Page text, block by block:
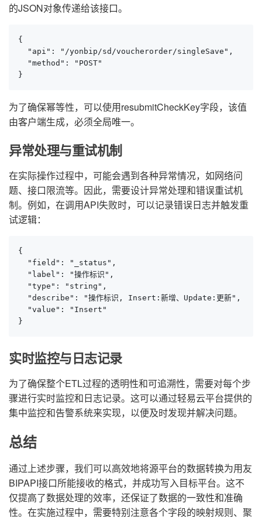
的JSON对象传递给该接口。
{
  "api": "/yonbip/sd/voucherorder/singleSave",
  "method": "POST"
}
为了确保幂等性，可以使用resubmitCheckKey字段，该值
由客户端生成，必须全局唯一。
异常处理与重试机制
在实际操作过程中，可能会遇到各种异常情况，如网络问
题、接口限流等。因此，需要设计异常处理和错误重试机
制。例如，在调用API失败时，可以记录错误日志并触发重
试逻辑：
{
  "field": "_status",
  "label": "操作标识",
  "type": "string",
  "describe": "操作标识, Insert:新增、Update:更新",
  "value": "Insert"
}
实时监控与日志记录
为了确保整个ETL过程的透明性和可追溯性，需要对每个步
骤进行实时监控和日志记录。这可以通过轻易云平台提供的
集中监控和告警系统来实现，以便及时发现并解决问题。
总结
通过上述步骤，我们可以高效地将源平台的数据转换为用友
BIPAPI接口所能接收的格式，并成功写入目标平台。这不
仅提高了数据处理的效率，还保证了数据的一致性和准确
性。在实施过程中，需要特别注意各个字段的映射规则、聚